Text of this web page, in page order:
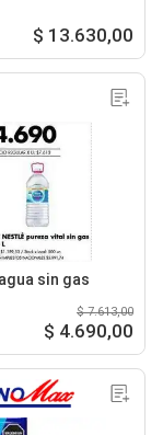
$ 13.630,00
sin gas
$ 7.613,00
$ 4.690,00